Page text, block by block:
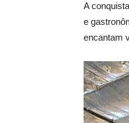
A
e
encantam